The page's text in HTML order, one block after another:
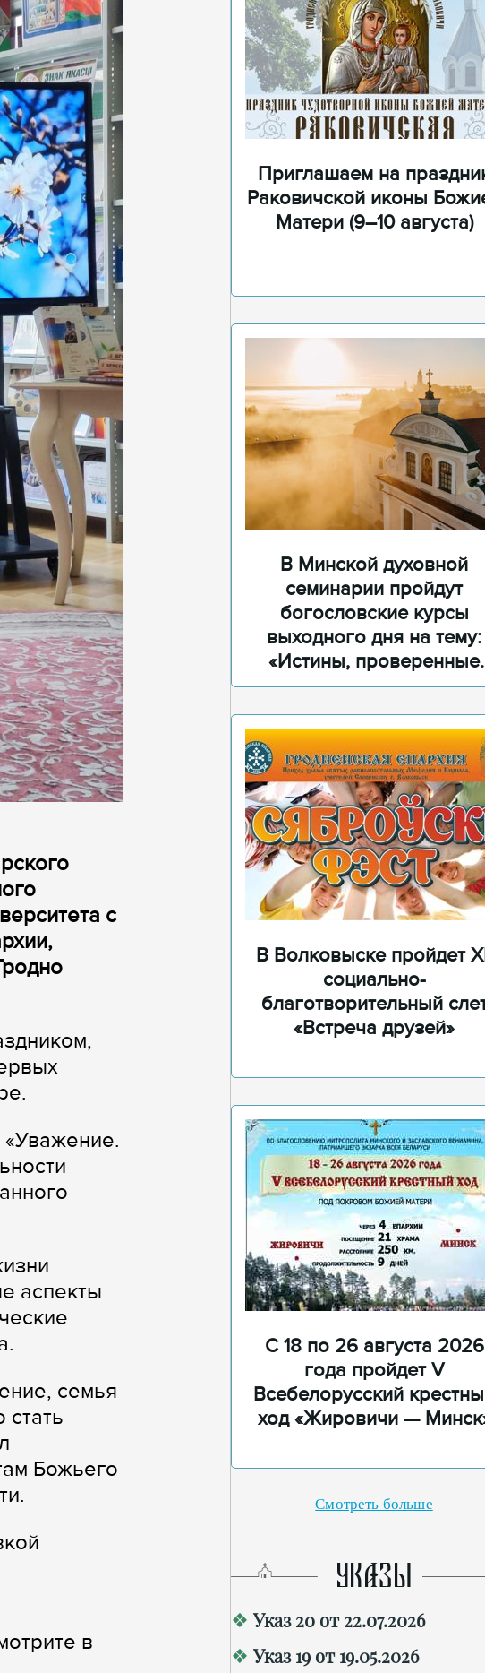
с
«Уважение.
аспекты
семья
Божьего
в
Приглашаем на
Раковичской иконы
Матери (9–10 августа)
В Минской духовной
семинарии пройдут
богословские курсы
выходного дня на тему:
«Истины, проверенные
временем»
В Волковыске пройдет
социально-
благотворительный
«Встреча друзей»
С 18 по 26 августа 2026
года пройдет V
Всебелорусский
ход «Жировичи —
Смотреть больше
УКАЗЫ
Указ 20 от 22.07.2026
Указ 19 от 19.05.2026